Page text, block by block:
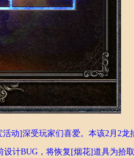
活动]深受玩家们喜爱。 本该2月2龙
设计BUG，将恢复[烟花]道具为拾